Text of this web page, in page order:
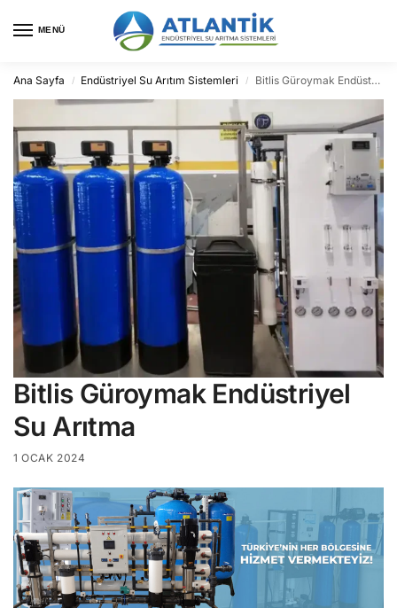
MENÜ
Ana Sayfa / Endüstriyel Su Arıtım Sistemleri / Bitlis Güroymak Endüstriyel Su Arıtma
Bitlis Güroymak Endüstriyel
Su Arıtma
1 OCAK 2024